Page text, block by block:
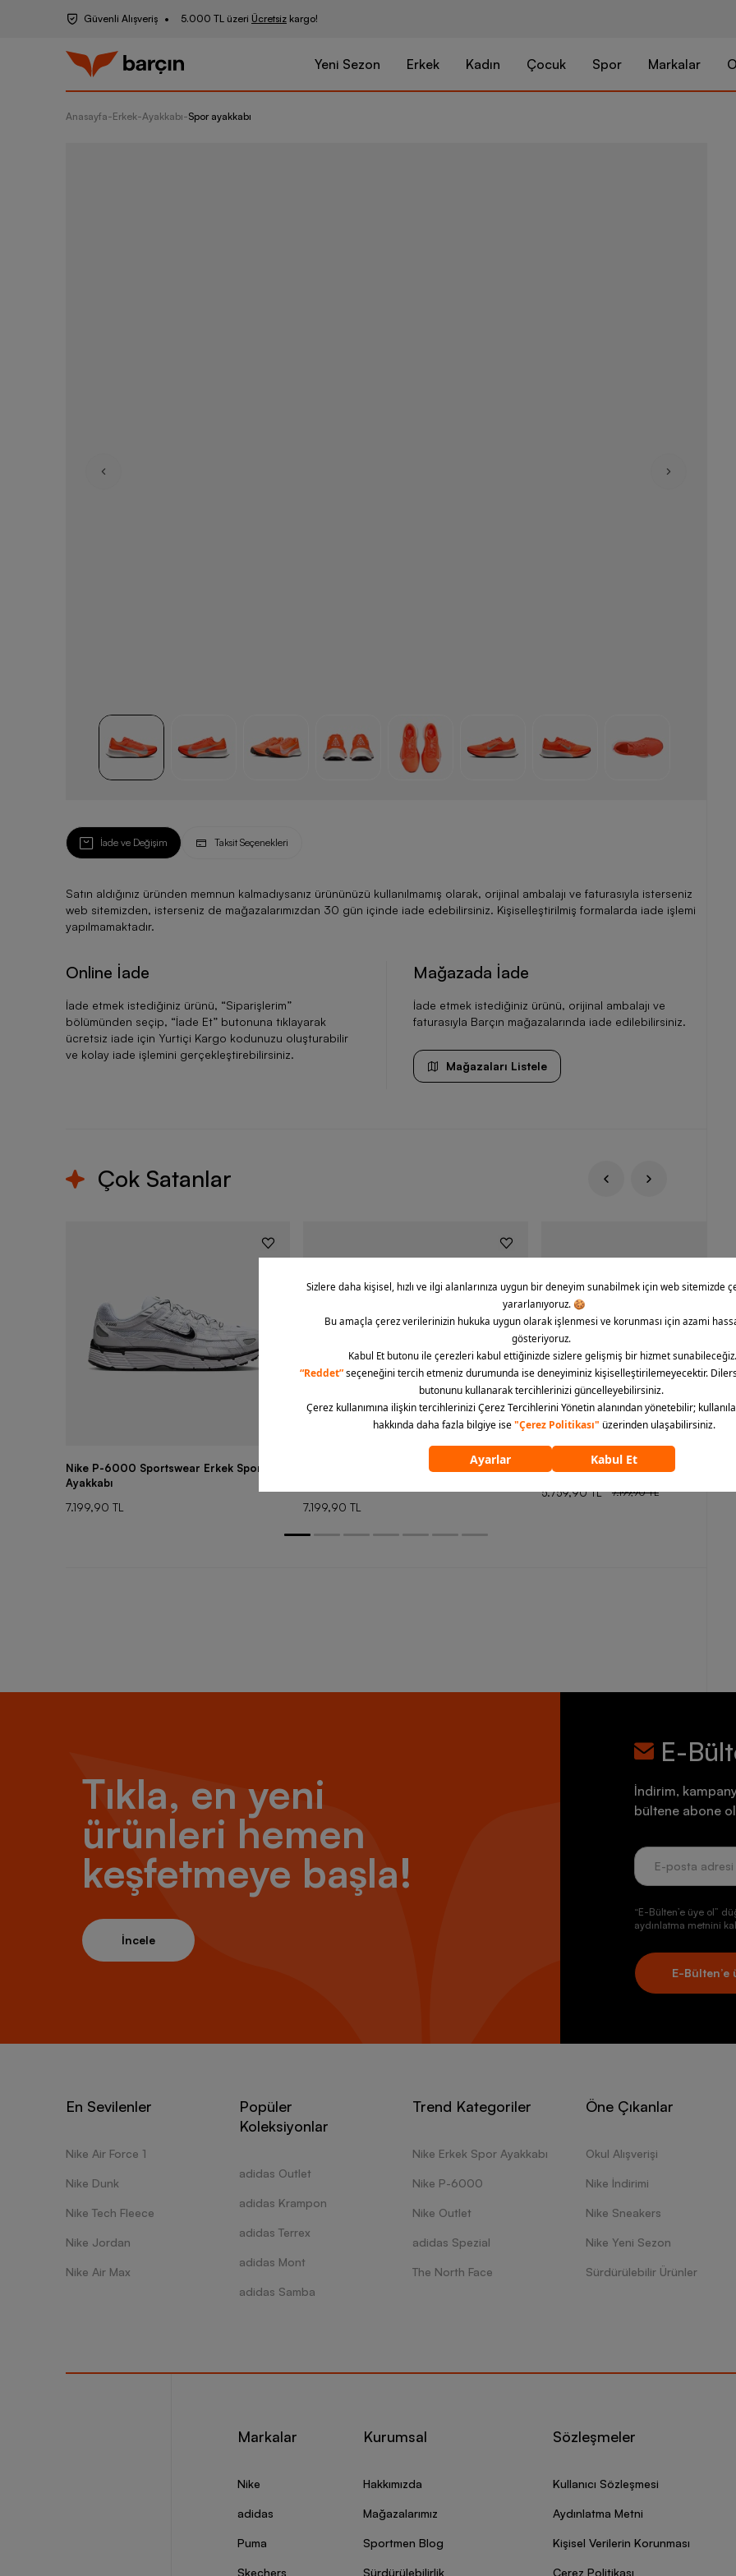
Güvenli Alışveriş 5.000 TL üzeri Ücretsiz kargo!
Yeni Sezon Erkek Kadın Çocuk Spor Markalar
Anasayfa-Erkek-Ayakkabı-Spor ayakkabı
Nike Acg
İade ve Değişim Taksit Seçenekleri
Satın aldığınız üründen memnun kalmadıysanız ürününüzü kullanılmamış olarak, orijinal ambalajı ve faturasıyla isterseniz
web sitemizden, isterseniz de mağazalarımızdan 30 gün içinde iade edebilirsiniz. Kişiselleştirilmiş formalarda iade işlemi
yapılmamaktadır.
Online İade
İade etmek istediğiniz ürünü, “Siparişlerim”
bölümünden seçip, “İade Et” butonuna tıklayarak
ücretsiz iade için Yurtiçi Kargo kodunuzu oluşturabilir
ve kolay iade işlemini gerçekleştirebilirsiniz.
Mağazada İade
İade etmek istediğiniz ürünü, orijinal ambalajı ve
faturasıyla Barçın mağazalarında iade edilebilirsiniz.
Mağazaları Listele
Çok Satanlar
Nike P-6000 Sportswear Erkek Spor
Ayakkabı
7.199,90 TL
Nike Air Force 1 '07 CO Icon Erkek Spor
7.199,90 TL
Nike Dunk Low Retro Erkek Spor
5.759,90 TL
7.199,90 TL
Tıkla, en yeni
ürünleri hemen
keşfetmeye başla!
İncele
E-
İndirim,
bültene abone
“E-Bülten’e üye ol”
aydınlatma metnini
E-Bülten’e
En Sevilenler
Nike Air Force 1
Nike Dunk
Nike Tech Fleece
Nike Jordan
Nike Air Max
Popüler
Koleksiyonlar
adidas Outlet
adidas Krampon
adidas Terrex
adidas Mont
adidas Samba
Trend Kategoriler
Nike Erkek Spor Ayakkabı
Nike P-6000
Nike Outlet
adidas Spezial
The North Face
Öne Çıkanlar
Okul Alışverişi
Nike İndirimi
Nike Sneakers
Nike Yeni Sezon
Sürdürülebilir Ürünler
Markalar
Nike
adidas
Puma
Skechers
Kurumsal
Hakkımızda
Mağazalarımız
Sportmen Blog
Sürdürülebilirlik
Sözleşmeler
Kullanıcı Sözleşmesi
Aydınlatma Metni
Kişisel Verilerin Korunması
Çerez Politikası